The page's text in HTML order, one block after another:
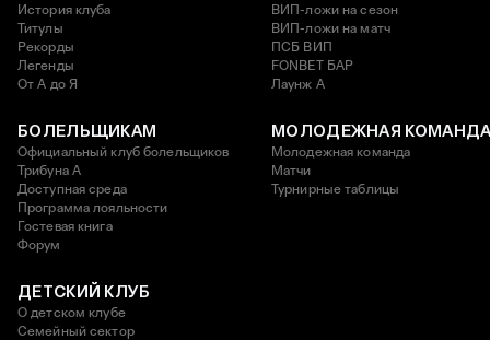
История клуба
Титулы
Рекорды
Легенды
От А до Я
ВИП-ложи на сезон
ВИП-ложи на матч
ПСБ ВИП
FONBET БАР
Лаунж A
БОЛЕЛЬЩИКАМ
Официальный клуб болельщиков
Трибуна А
Доступная среда
Программа лояльности
Гостевая книга
Форум
МОЛОДЕЖНАЯ
Молодежная команда
Матчи
Турнирные таблицы
ДЕТСКИЙ КЛУБ
О детском клубе
Семейный сектор